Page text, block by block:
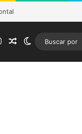
InstagramPublicación al azar
Switch skin